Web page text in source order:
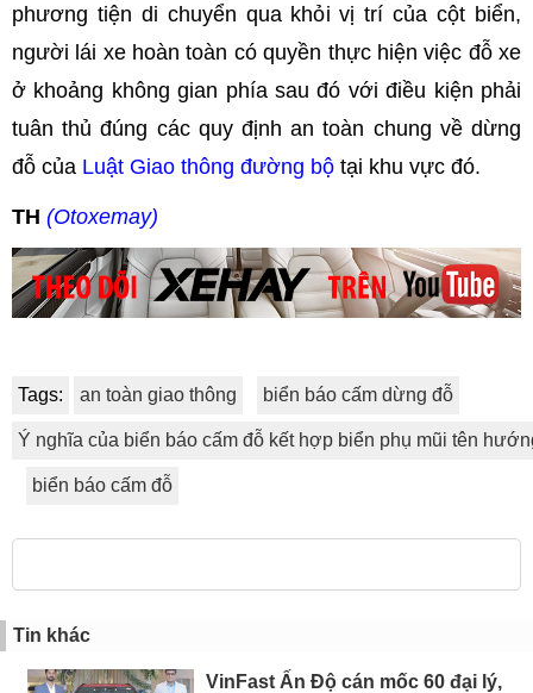
phương tiện di chuyển qua khỏi vị trí của cột biển,
người lái xe hoàn toàn có quyền thực hiện việc đỗ xe
ở khoảng không gian phía sau đó với điều kiện phải
tuân thủ đúng các quy định an toàn chung về dừng
đỗ của Luật Giao thông đường bộ tại khu vực đó.
TH (Otoxemay)
Tags: an toàn giao thông biển báo cấm dừng đỗ
Ý nghĩa của biển báo cấm đỗ kết hợp biển phụ mũi tên
biển báo cấm đỗ
Tin khác
VinFast Ấn Độ cán mốc 60 đại lý,